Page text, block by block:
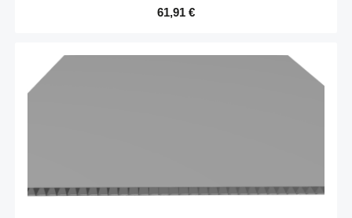
mmKompatibel mit item 0.0.684.25
Regulärer Preis:
61,91 €